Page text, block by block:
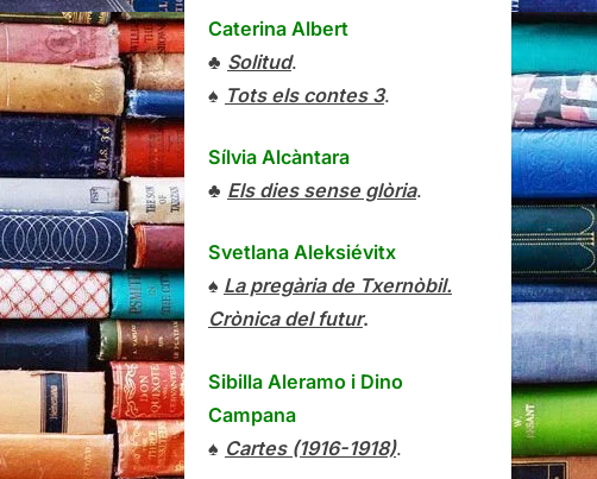
Caterina Albert
♣ Solitud.
♠ Tots els contes 3.
Sílvia Alcàntara
♣ Els dies sense glòria.
Svetlana Aleksiévitx
♠ La pregària de Txernòbil.
Crònica del futur.
Sibilla Aleramo i Dino
Campana
♠ Cartes (1916-1918).